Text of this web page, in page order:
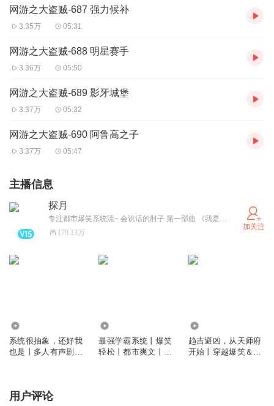
网游之大盗贼-687 强力候补
3.35万 05:31
网游之大盗贼-688 明星赛手
3.36万 05:50
网游之大盗贼-689 影牙城堡
3.37万 05:32
网游之大盗贼-690 阿鲁高之子
3.37万 05:47
主播信息
探月
专注都市爆笑系统流~ 会说话的肘子 第一部曲 《我是大玩家》火热上架中！
179.13万
加关注
系统很抽象，还好我
也是丨多人有声剧丨
最强学霸系统丨爆笑
轻松丨都市爽文丨多
趋吉避凶，从天师府
开始丨穿越爆笑＆轻
用户评论